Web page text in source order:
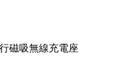
磁吸無線充電座